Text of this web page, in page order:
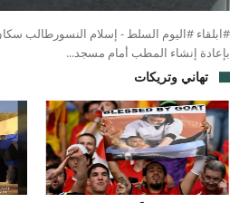
#ابلقاء #اليوم السلط - إسلام النسورطالب
بإعادة إنشاء المطب أمام مسجد...
تهاني وتريكات